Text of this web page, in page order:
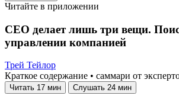
Читайте в приложении
CEO делает лишь три вещи.
управлении компанией
Трей Тейлор
Краткое содержание • саммари от
Читать 17 мин Слушать 24 мин